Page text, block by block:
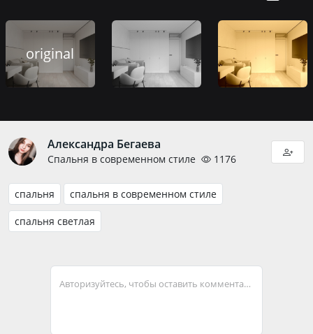
original
Александра Бегаева
Спальня в современном стиле 1176
спальня спальня в современном стиле
спальня светлая
Авторизуйтесь, чтобы оставить комментарий